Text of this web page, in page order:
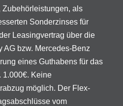
Zubehörleistungen, als
Sonderzinses für
Leasingvertrag über die
AG bzw. Mercedes-Benz
eines Guthabens für das
1.000€. Keine
möglich. Der Flex-
vom